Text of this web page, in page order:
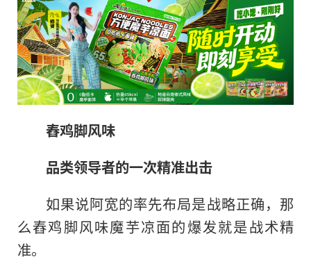
舂鸡脚风味
品类领导者的一次精准出击
如果说阿宽的率先布局是战略正确，那
么舂鸡脚风味魔芋凉面的爆发就是战术精
准。